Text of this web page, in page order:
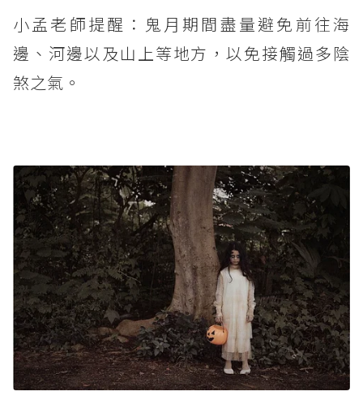
小孟老師提醒：鬼月期間盡量避免前往海
邊、河邊以及山上等地方，以免接觸過多陰
煞之氣。